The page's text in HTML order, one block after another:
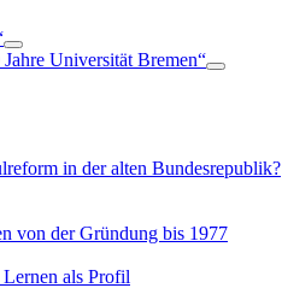
Universität Bremen“
in der alten Bundesrepublik?
von der Gründung bis 1977
als Profil